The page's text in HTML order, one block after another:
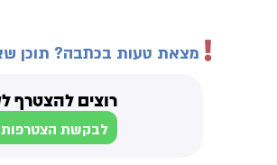
מצאת טעות בכתבה? תוכן
רוצים להצטרף
לבקשת הצטרפות